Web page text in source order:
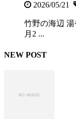
2026/05/21
竹野の海辺
月2 ...
NEW POST